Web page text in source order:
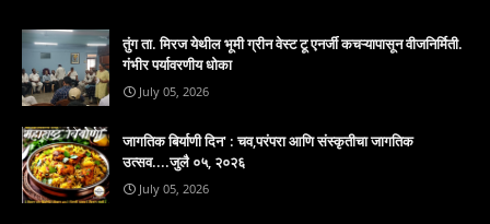
तुंग ता. मिरज येथील भूमी ग्रीन वेस्ट टू एनर्जी कचऱ्यापासून वीजनिर्मिती.
गंभीर पर्यावरणीय धोका
July 05, 2026
जागतिक बिर्याणी दिन' : चव,परंपरा आणि संस्कृतीचा जागतिक
उत्सव....जुलै ०५, २०२६
July 05, 2026